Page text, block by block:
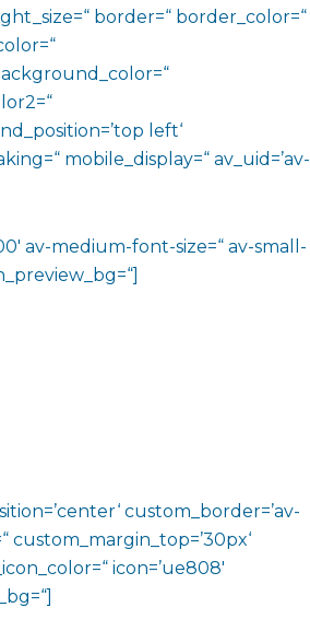
border=“ border_color=“
left‘
mobile_display=“ av_uid=’av-
av-medium-font-size=“ av-small-
custom_border=’av-
custom_margin_top=’30px‘
icon=’ue808′